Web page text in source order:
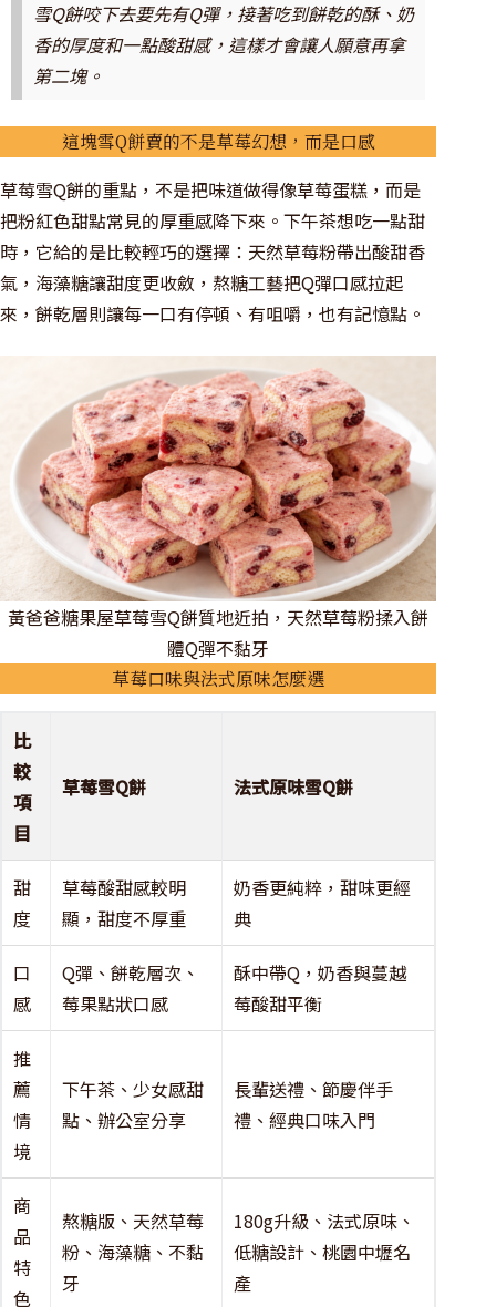
雪Q餅咬下去要先有Q彈，接著吃到餅乾的酥、奶
香的厚度和一點酸甜感，這樣才會讓人願意再拿
第二塊。
這塊雪Q餅賣的不是草莓幻想，而是口感
草莓雪Q餅的重點，不是把味道做得像草莓蛋糕，而是
把粉紅色甜點常見的厚重感降下來。下午茶想吃一點甜
時，它給的是比較輕巧的選擇：天然草莓粉帶出酸甜香
氣，海藻糖讓甜度更收斂，熬糖工藝把Q彈口感拉起
來，餅乾層則讓每一口有停頓、有咀嚼，也有記憶點。
黃爸爸糖果屋草莓雪Q餅質地近拍，天然草莓粉揉入餅
體Q彈不黏牙
草莓口味與法式原味怎麼選
比
較
項
目
草莓雪Q餅 法式原味雪Q餅
甜
度
草莓酸甜感較明
顯，甜度不厚重
奶香更純粹，甜味更經
典
口
感
Q彈、餅乾層次、
莓果點狀口感
酥中帶Q，奶香與蔓越
莓酸甜平衡
推
薦
情
境
下午茶、少女感甜
點、辦公室分享
長輩送禮、節慶伴手
禮、經典口味入門
商
品
特
色
熬糖版、天然草莓
粉、海藻糖、不黏
牙
180g升級、法式原味、
低糖設計、桃園中壢名
產